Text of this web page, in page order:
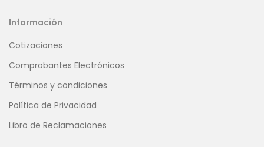
Información
Cotizaciones
Comprobantes Electrónicos
Términos y condiciones
Política de Privacidad
Libro de Reclamaciones